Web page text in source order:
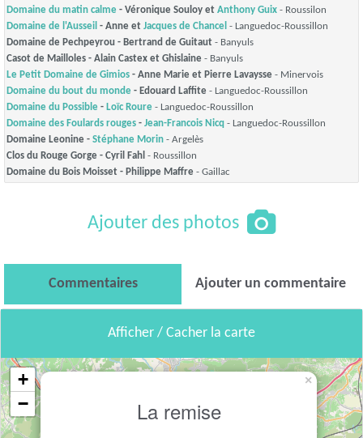
Domaine du matin calme - Véronique Souloy et Anthony Guix - Roussilon
Domaine de l'Ausseil - Anne et Jacques de Chancel - Languedoc-Roussillon
Domaine de Pechpeyrou - Bertrand de Guitaut - Banyuls
Casot de Mailloles - Alain Castex et Ghislaine - Banyuls
Le Petit Domaine de Gimios - Anne Marie et Pierre Lavaysse - Minervois
Domaine du bout du monde - Edouard Laffite - Languedoc-Roussillon
Domaine du Possible - Loïc Roure - Languedoc-Roussillon
Domaine des Foulards rouges - Jean-Francois Nicq - Languedoc-Roussillon
Domaine Leonine - Stéphane Morin - Argelès
Clos du Rouge Gorge - Cyril Fahl - Roussillon
Domaine du Bois Moisset - Philippe Maffre - Gaillac
Ajouter des photos
Commentaires Ajouter un commentaire
Afficher / Cacher la carte
La remise
×
+
−